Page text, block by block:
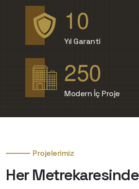
10
Yıl Garanti
250
Modern İç Proje
Projelerimiz
Her Metrekaresinde